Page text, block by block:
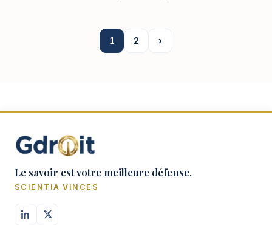
1 2 ›
Le savoir est votre meilleure défense.
SCIENTIA VINCES